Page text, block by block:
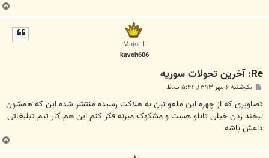
ب
ا
Major II
kaveh606
Re: آخرين تحولات سوريه
پ
ت
یک‌شنبه ۶ مهر ۱۳۹۳, ۵:۴۴ ب.ظ
تصاویری که از چهره این ملعو نین به هلاکت رسیده منتشر شده این که همشون
لبخند زدن خیلی تابلو هست و مشکوک میزنه فکر کنم این هم کار تیم تبلیغاتی
داعش باشه
ب
ا